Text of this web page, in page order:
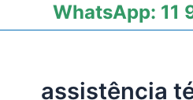
WhatsApp: 11
assistência